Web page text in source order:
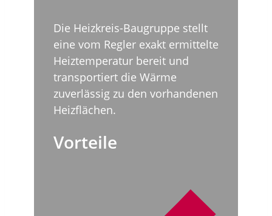
Die Heizkreis-Baugruppe stellt
eine vom Regler exakt ermittelte
Heiztemperatur bereit und
transportiert die Wärme
zuverlässig zu den vorhandenen
Heizflächen.
Vorteile